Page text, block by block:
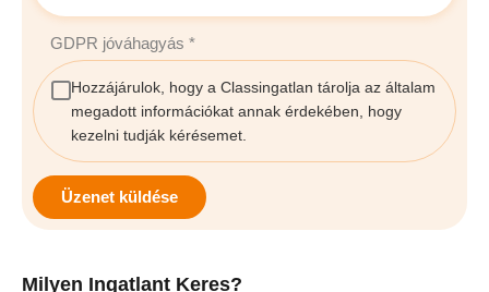
GDPR jóváhagyás *
Hozzájárulok, hogy a Classingatlan tárolja az általam
megadott információkat annak érdekében, hogy
kezelni tudják kérésemet.
Üzenet küldése
Milyen Ingatlant Keres?